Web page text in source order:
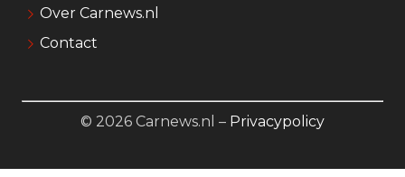
Over Carnews.nl
Contact
© 2026 Carnews.nl – Privacypolicy